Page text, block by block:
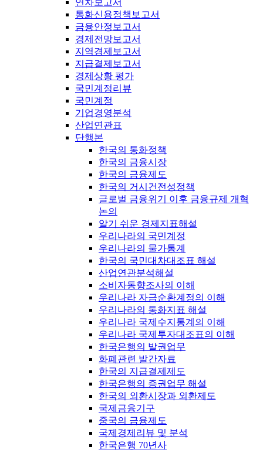
연차보고서
통화신용정책보고서
금융안정보고서
경제전망보고서
지역경제보고서
지급결제보고서
경제상황 평가
국민계정리뷰
국민계정
기업경영분석
산업연관표
단행본
한국의 통화정책
한국의 금융시장
한국의 금융제도
한국의 거시건전성정책
글로벌 금융위기 이후 금융규제 개혁
논의
알기 쉬운 경제지표해설
우리나라의 국민계정
우리나라의 물가통계
한국의 국민대차대조표 해설
산업연관분석해설
소비자동향조사의 이해
우리나라 자금순환계정의 이해
우리나라의 통화지표 해설
우리나라 국제수지통계의 이해
우리나라 국제투자대조표의 이해
한국은행의 발권업무
화폐관련 발간자료
한국의 지급결제제도
한국은행의 증권업무 해설
한국의 외환시장과 외환제도
국제금융기구
중국의 금융제도
국제경제리뷰 및 분석
한국은행 70년사